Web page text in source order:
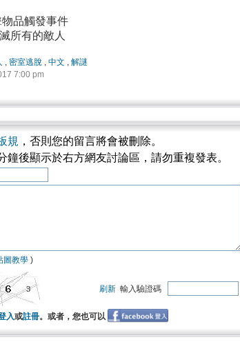
品觸發事件
所有的敵人
, 密室逃脫 , 中文 , 解謎
7:00 pm
規 ，否則您的留言將會被刪除。
鐘後顯示於右方網友討論區，請勿重複發表。
圖教學 )
刷新 輸入驗證碼
入或註冊。或者，您也可以